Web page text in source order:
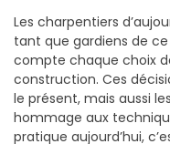
Les charpentiers
tant que gardiens de
compte chaque choix
construction. Ces
le présent, mais aussi
hommage aux
pratique aujourd’hui,